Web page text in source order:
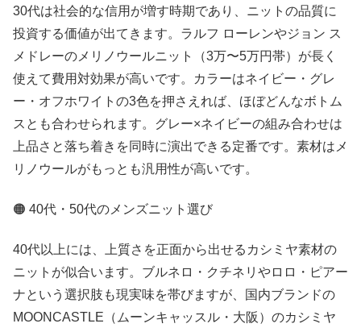
30代は社会的な信用が増す時期であり、ニットの品質に
投資する価値が出てきます。ラルフ ローレンやジョン ス
メドレーのメリノウールニット（3万〜5万円帯）が長く
使えて費用対効果が高いです。カラーはネイビー・グレ
ー・オフホワイトの3色を押さえれば、ほぼどんなボトム
スとも合わせられます。グレー×ネイビーの組み合わせは
上品さと落ち着きを同時に演出できる定番です。素材はメ
リノウールがもっとも汎用性が高いです。
🟠 40代・50代のメンズニット選び
40代以上には、上質さを正面から出せるカシミヤ素材の
ニットが似合います。ブルネロ・クチネリやロロ・ピアー
ナという選択肢も現実味を帯びますが、国内ブランドの
MOONCASTLE（ムーンキャッスル・大阪）のカシミヤ